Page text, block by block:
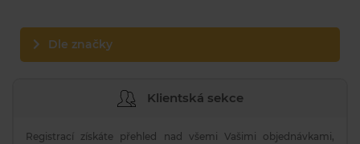
Dle značky
Klientská sekce
Registrací získáte přehled nad všemi Vašimi objednávkami,